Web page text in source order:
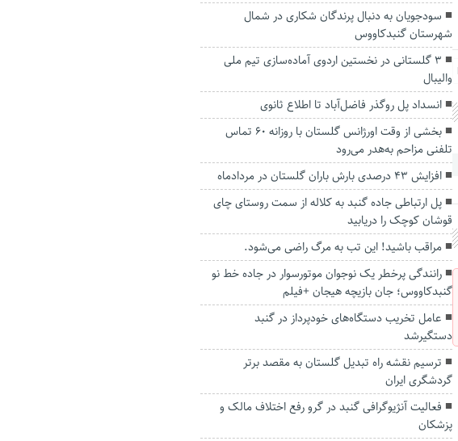
سودجویان به دنبال پرندگان شکاری در شمال
شهرستان گنبدکاووس
3 گلستانی در نخستین اردوی آماده‌سازی تیم ملی
والیبال
انسداد پل روگذر فاضل‌آباد تا اطلاع ثانوی
بخشی از وقت اورژانس گلستان با روزانه ۶۰ تماس
تلفنی مزاحم به‌هدر می‌رود
افزایش ۴۳ درصدی بارش باران گلستان در مردادماه
پل ارتباطی جاده گنبد به کلاله از سمت روستای چای
قوشان کوچک را دریابید
مراقب باشید! این تب به مرگ راضی می‌شود.
رانندگی پرخطر یک نوجوان موتورسوار در جاده خط نو
گنبدکاووس؛ جان بازیچه هیجان +فیلم
عامل تخریب دستگاه‌های خودپرداز در گنبد
دستگیرشد
ترسیم نقشه راه تبدیل گلستان به مقصد برتر
گردشگری ایران
فعالیت آنژیوگرافی گنبد در گرو رفع اختلاف مالک و
پزشکان